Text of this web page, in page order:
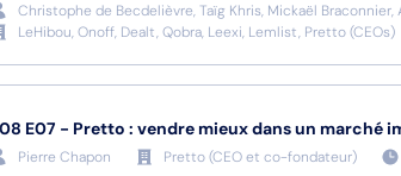
Christophe de Becdelièvre, Taïg Khris, Mickaël
LeHibou, Onoff, Dealt, Qobra, Leexi, Lemlist, Pretto(CEOs)
E07 - Pretto : vendre mieux dans un marché
Pierre Chapon Pretto(CEO et co-fondateur)